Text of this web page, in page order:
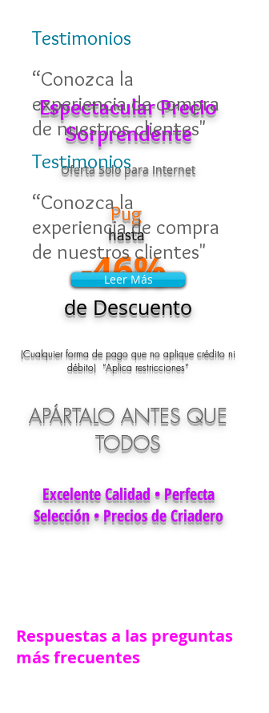
Espectacular Precio
Sorprendente
Oferta Solo para Internet
Pug
hasta
-46%
de Descuento
(Cualquier forma de pago que no aplique crédito ni
débito) “Aplica restricciones”
APÁRTALO ANTES QUE
TODOS
Excelente Calidad • Perfecta
Selección • Precios de Criadero
Respuestas a las preguntas
más frecuentes
Testimonios
“Conozca la
experiencia de compra
de nuestros clientes"
Testimonios
“Conozca la
experiencia de compra
de nuestros clientes"
Leer Más
Leer Más